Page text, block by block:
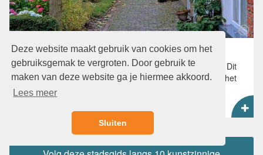
Deze website maakt gebruik van cookies om het
gebruiksgemak te vergroten. Door gebruik te
maken van deze website ga je hiermee akkoord.
Lees meer
Sluiten
Hofje Sint Anthony Gasthuis
Oorspronkelijk lag het gasthuis tegen de stadsmuur aan. Dit
omdat het vroeger diende als pesthuis. Tegenwoordig is het
een vredige plek in de stad.